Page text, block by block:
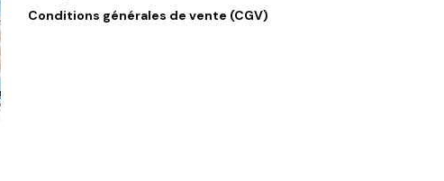
Conditions générales de vente (CGV)